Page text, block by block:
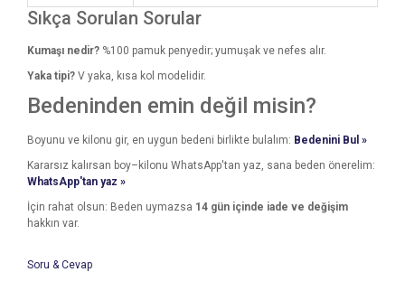
Sıkça Sorulan Sorular
Kumaşı nedir? %100 pamuk penyedir; yumuşak ve nefes alır.
Yaka tipi? V yaka, kısa kol modelidir.
Bedeninden emin değil misin?
Boyunu ve kilonu gir, en uygun bedeni birlikte bulalım: Bedenini Bul »
Kararsız kalırsan boy–kilonu WhatsApp'tan yaz, sana beden önerelim:
WhatsApp'tan yaz »
İçin rahat olsun: Beden uymazsa 14 gün içinde iade ve değişim
hakkın var.
Soru & Cevap